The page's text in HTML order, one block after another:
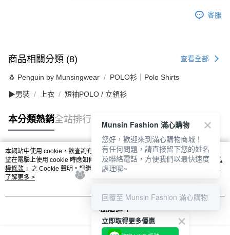
客服
商品相關分類 (8) 查看全部
🐧 Penguin by Munsingwear POLO衫｜Polo Shirts
▶男裝 上衣 短袖POLO / 立領衫
本分類熱銷全站排行
熱門標籤
本網站中使用 cookie，欲查詢有關本網站使用 cookie 方式之詳情，及若您不希
望在電腦上使用 cookie 時應如何變更電腦的 cookie 設定，請參閱本網站「
隱私
權條款 」之 Cookie 聲明。您繼續使用本網站即表示您同意本公司得按本網站使
用條款之 Cookie 聲明使用 cookie。
了解更多 >
我知道了
立即取得更多優惠
Munsin Fashion 滿心購物
您好，歡迎來到滿心購物商城！
有任何問題，請直接留下您的姓名
及聯絡電話，方便我們以最快速度
處理喔~
回覆至 Munsin Fashion 滿心購物